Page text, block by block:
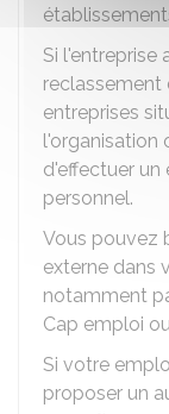
Si l'entreprise
reclassement
entreprises
l'organisation
d'effectuer
personnel.
Vous pouvez
externe dans
notamment
Cap emploi
Si votre
proposer un